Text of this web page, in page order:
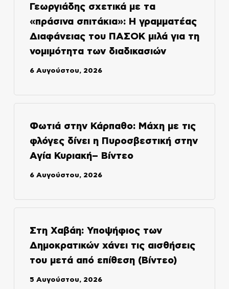
Γεωργιάδης σχετικά με τα
«πράσινα σπιτάκια»: Η γραμματέας
Διαφάνειας του ΠΑΣΟΚ μιλά για τη
νομιμότητα των διαδικασιών
6 Αυγούστου, 2026
Φωτιά στην Κάρπαθο: Μάχη με τις
φλόγες δίνει η Πυροσβεστική στην
Αγία Κυριακή– Βίντεο
6 Αυγούστου, 2026
Στη Χαβάη: Υποψήφιος των
Δημοκρατικών χάνει τις αισθήσεις
του μετά από επίθεση (Βίντεο)
5 Αυγούστου, 2026